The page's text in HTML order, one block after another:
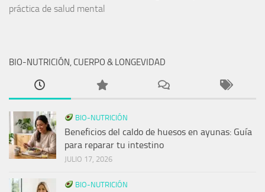
práctica de salud mental
BIO-NUTRICIÓN, CUERPO & LONGEVIDAD
BIO-NUTRICIÓN
Beneficios del caldo de huesos en ayunas: Guía
para reparar tu intestino
JULIO 17, 2026
BIO-NUTRICIÓN